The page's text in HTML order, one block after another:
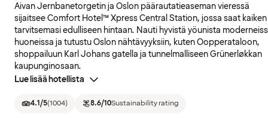
Aivan Jernbanetorgetin ja Oslon päärautatieaseman vieressä
sijaitsee Comfort Hotel™ Xpress Central Station, jossa saat kaiken
tarvitsemasi edulliseen hintaan. Nauti hyvistä yöunista
huoneissa ja tutustu Oslon nähtävyyksiin, kuten Oopperataloon,
shoppailuun Karl Johans gatella ja tunnelmalliseen Grünerløkkan
kaupunginosaan.
Lue lisää hotellista
4.1/5(1004) 8.6/10Sustainability rating